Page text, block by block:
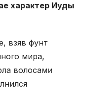
характер Иуды
взяв фунт
мира,
волосами